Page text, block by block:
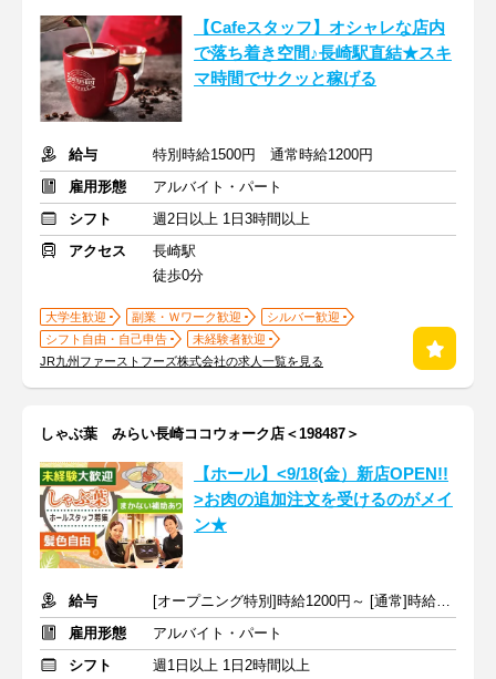
【Cafeスタッフ】オシャレな店内
で落ち着き空間♪長崎駅直結★スキ
マ時間でサクッと稼げる
給与
特別時給1500円 通常時給1200円
雇用形態
アルバイト・パート
シフト
週2日以上 1日3時間以上
アクセス
長崎駅
徒歩0分
大学生歓迎 副業・Ｗワーク歓迎
シルバー歓迎
シフト自由・自己申告
未経験者歓迎
JR九州ファーストフーズ株式会社の求人一覧を見る
しゃぶ葉 みらい長崎ココウォーク店＜198487＞
【ホール】<9/18(金）新店OPEN!!
>お肉の追加注文を受けるのがメイ
ン★
給与
[オープニング特別]時給1200円～ [通常]時給1100円～ ＋交通費
雇用形態
アルバイト・パート
シフト
週1日以上 1日2時間以上